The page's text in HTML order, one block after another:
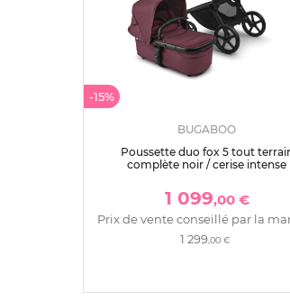
-15%
BUGABOO
Poussette duo fox 5 tout
complète noir / cerise intense
1 099,00 €
Prix de vente conseillé par la
1 299,00 €